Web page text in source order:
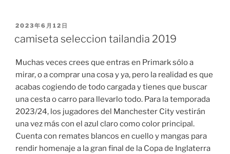
PUBLICADO
2023年6月12日
camiseta seleccion tailandia 2019
Muchas veces crees que entras en Primark sólo a
mirar, o a comprar una cosa y ya, pero la realidad es que
acabas cogiendo de todo cargada y tienes que buscar
una cesta o carro para llevarlo todo. Para la temporada
2023/24, los jugadores del Manchester City vestirán
una vez más con el azul claro como color principal.
Cuenta con remates blancos en cuello y mangas para
rendir homenaje a la gran final de la Copa de Inglaterra